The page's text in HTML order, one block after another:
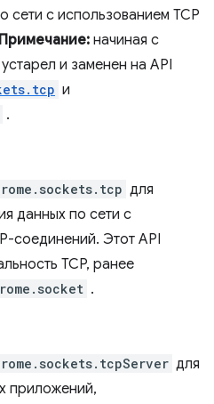
сети с использованием TCP
Примечание: начиная с
и заменен на API
и
.
для
данных по сети с
соединений. Этот API
TCP, ранее
.
для
приложений,